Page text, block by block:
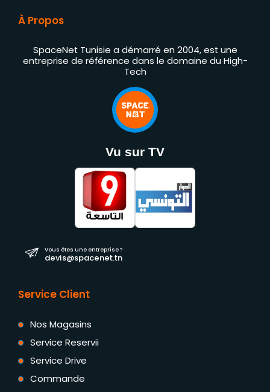
À Propos
SpaceNet Tunisie a démarré en 2004, est une
entreprise de référence dans le domaine du High-
Tech
Vu sur TV
Vous êtes une entreprise ?
devis@spacenet.tn
Service Client
Nos Magasins
Service Reservii
Service Drive
Commande